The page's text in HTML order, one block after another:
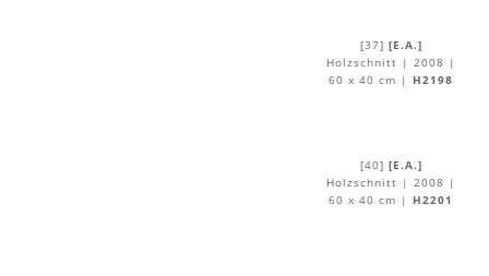
[37] [E.A.]
Holzschnitt | 2008 |
60 x 40 cm |
H2198
[40] [E.A.]
Holzschnitt | 2008 |
60 x 40 cm |
H2201